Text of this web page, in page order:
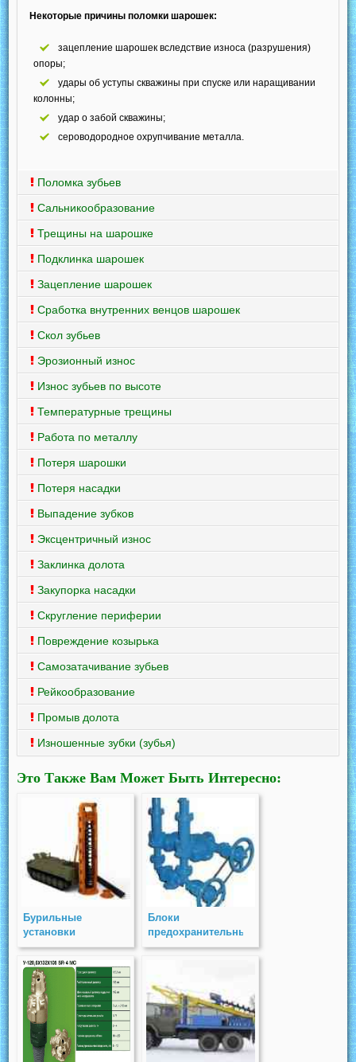
Некоторые причины поломки шарошек:
зацепление шарошек вследствие износа (разрушения)
опоры;
удары об уступы скважины при спуске или наращивании
колонны;
удар о забой скважины;
сероводородное охрупчивание металла.
Поломка зубьев
Сальникообразование
Трещины на шарошке
Подклинка шарошек
Зацепление шарошек
Сработка внутренних венцов шарошек
Скол зубьев
Эрозионный износ
Износ зубьев по высоте
Температурные трещины
Работа по металлу
Потеря шарошки
Потеря насадки
Выпадение зубков
Эксцентричный износ
Заклинка долота
Закупорка насадки
Скругление периферии
Повреждение козырька
Самозатачивание зубьев
Рейкообразование
Промыв долота
Изношенные зубки (зубья)
Это Также Вам Может Быть Интересно:
Бурильные
установки
Блоки
предохранительных
клапанов (БПК)